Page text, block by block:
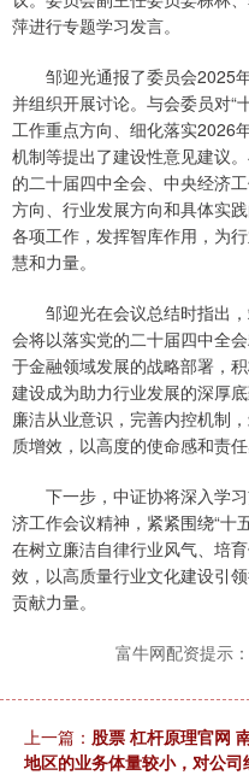
萍进行专题学习发言。
邹迎光通报了委员会2025年
并组织开展讨论。与会委员对“
工作重点方向、细化落实2026
机制等提出了建设性意见建议
的二十届四中全会、中央经济
方向、行业发展方向和具体实
各项工作，发挥智库作用，为
慧和力量。
邹迎光在会议总结时指出，
会将以落实党的二十届四中全
于金融领域发展的战略部署，
建设成为助力行业发展的深厚
廉洁从业意识，完善内控机制
质增效，以高度的使命感和责
下一步，中证协将深入学习
济工作会议精神，紧紧围绕“十
在树立廉洁自律行业风气、培
效，以高质量行业文化建设引
贡献力量。
富牛网配资提示
上一篇： 股票 杠杆原理官网
地区的业务体量较小，对公